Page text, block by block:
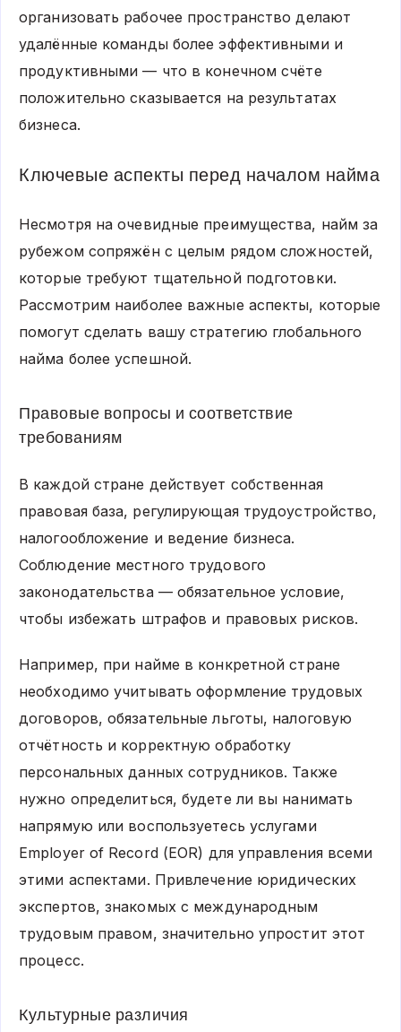
организовать рабочее пространство делают
удалённые команды более эффективными и
продуктивными — что в конечном счёте
положительно сказывается на результатах
бизнеса.
Ключевые аспекты перед началом найма
Несмотря на очевидные преимущества, найм за
рубежом сопряжён с целым рядом сложностей,
которые требуют тщательной подготовки.
Рассмотрим наиболее важные аспекты, которые
помогут сделать вашу стратегию глобального
найма более успешной.
Правовые вопросы и соответствие
требованиям
В каждой стране действует собственная
правовая база, регулирующая трудоустройство,
налогообложение и ведение бизнеса.
Соблюдение местного трудового
законодательства — обязательное условие,
чтобы избежать штрафов и правовых рисков.
Например, при найме в конкретной стране
необходимо учитывать оформление трудовых
договоров, обязательные льготы, налоговую
отчётность и корректную обработку
персональных данных сотрудников. Также
нужно определиться, будете ли вы нанимать
напрямую или воспользуетесь услугами
Employer of Record (EOR) для управления всеми
этими аспектами. Привлечение юридических
экспертов, знакомых с международным
трудовым правом, значительно упростит этот
процесс.
Культурные различия